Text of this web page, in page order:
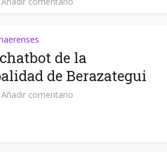
de la
de Berazategui
Añadir comentario